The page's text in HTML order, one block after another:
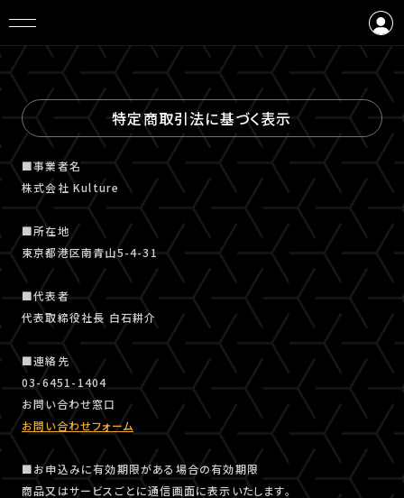
会員登録
特定商取引法に基づく表示
■事業者名
株式会社 Kulture
■所在地
東京都港区南青山5-4-31
■代表者
代表取締役社長 白石耕介
■連絡先
03-6451-1404
お問い合わせ窓口
お問い合わせフォーム
■お申込みに有効期限がある場合の有効期限
商品又はサービスごとに通信画面に表示いたします。